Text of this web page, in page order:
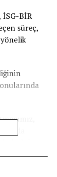
İSG-BİR
süreç,
da